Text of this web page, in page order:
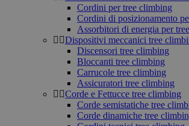
Cordini per tree climbing
Cordini di posizionamento
Assorbitori di energia per
Dispositivi meccanici tree
Discensori tree climbing
Bloccanti tree climbing
Carrucole tree climbing
Assicuratori tree climbing
Corde e Fettucce tree climbing
Corde semistatiche tree
Corde dinamiche tree